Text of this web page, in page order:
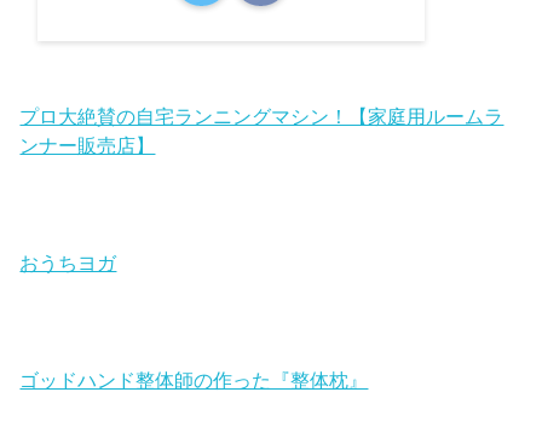
プロ大絶賛の自宅ランニングマシン！【家庭用ルームラ
ンナー販売店】
おうちヨガ
ゴッドハンド整体師の作った『整体枕』